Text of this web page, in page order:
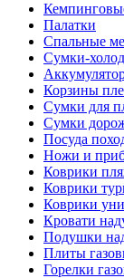
Палатки
Спальные
Сумки-
Корзины
Сумки для
Сумки
Посуда
Ножи и
Коврики
Коврики
Коврики
Кровати
Подушки
Плиты
Горелки